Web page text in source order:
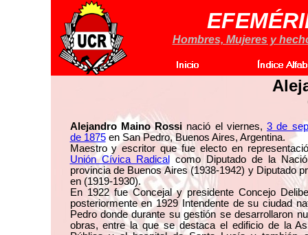
Hombres, Mujeres y
Alejandro Maino Rossi nació el viernes, 3 de
de 1875en San Pedro, Buenos Aires, Argentina.
Maestro y escritor que fue electo en
Unión Cívica Radical
como Diputado de la
provincia de Buenos Aires (1938-1942) y Diputado
en (1919-1930).
En 1922 fue Concejal y presidente Concejo
posteriormente en 1929 Intendente de su ciudad
Pedro donde durante su gestión se desarrollaron
obras, entre la que se destaca el edificio de la